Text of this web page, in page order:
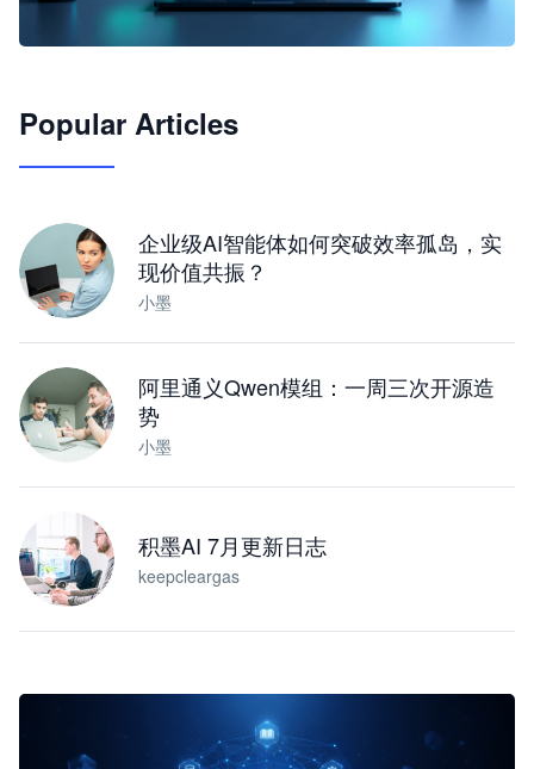
JimoClaw 桌面 AI Agent 工作台
Popular Articles
企业级AI智能体如何突破效率孤岛，实
现价值共振？
小墨
阿里通义Qwen模组：一周三次开源造
势
小墨
积墨AI 7月更新日志
keepcleargas